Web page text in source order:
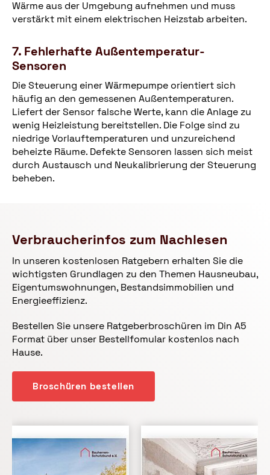
Wärme aus der Umgebung aufnehmen und muss
verstärkt mit einem elektrischen Heizstab arbeiten.
7. Fehlerhafte Außentemperatur-
Sensoren
Die Steuerung einer Wärmepumpe orientiert sich
häufig an den gemessenen Außentemperaturen.
Liefert der Sensor falsche Werte, kann die Anlage zu
wenig Heizleistung bereitstellen. Die Folge sind zu
niedrige Vorlauftemperaturen und unzureichend
beheizte Räume. Defekte Sensoren lassen sich meist
durch Austausch und Neukalibrierung der Steuerung
beheben.
Verbraucherinfos zum Nachlesen
In unseren kostenlosen Ratgebern erhalten Sie die
wichtigsten Grundlagen zu den Themen Hausneubau,
Eigentumswohnungen, Bestandsimmobilien und
Energieeffizienz.
Bestellen Sie unsere Ratgeberbroschüren im Din A5
Format über unser Bestellfomular kostenlos nach
Hause.
Broschüren bestellen